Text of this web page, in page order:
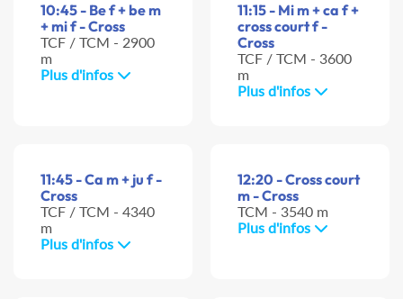
10:45 - Be f + be m
+ mi f - Cross
TCF / TCM - 2900
m
Plus d'infos
11:15 - Mi m + ca f +
cross court f -
Cross
TCF / TCM - 3600
m
Plus d'infos
11:45 - Ca m + ju f -
Cross
TCF / TCM - 4340
m
Plus d'infos
12:20 - Cross court
m - Cross
TCM - 3540 m
Plus d'infos